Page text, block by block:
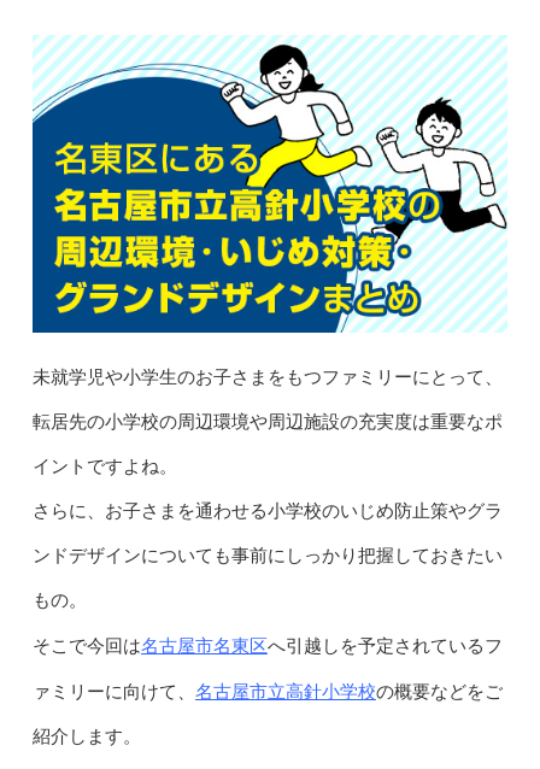
未就学児や小学生のお子さまをもつファミリーにとって、
転居先の小学校の周辺環境や周辺施設の充実度は重要なポ
イントですよね。
さらに、お子さまを通わせる小学校のいじめ防止策やグラ
ンドデザインについても事前にしっかり把握しておきたい
もの。
そこで今回は名古屋市名東区へ引越しを予定されているフ
ァミリーに向けて、 名古屋市立高針小学校の概要などをご
紹介します。